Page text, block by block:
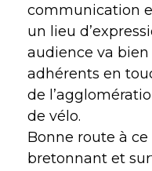
communication
un lieu
audience va
adhérents en
de
de vélo.
Bonne route à
bretonnant et